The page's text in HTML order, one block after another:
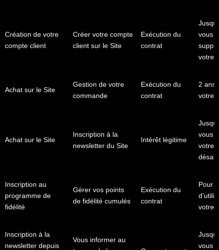
Création de votre
compte client
Créer votre compte
client sur le Site
Exécution du
contrat
vous
votre
Achat sur le Site
Gestion de votre
commande
Exécution du
contrat
2 ans
votre
Achat sur le Site
Inscription à la
newsletter du Site
Intérêt légitime
vous
votre
Inscription au
programme de
fidélité
Gérer vos points
de fidélité cumulés
Exécution du
contrat
Pour
votre
Inscription à la
newsletter depuis
Vous informer au
vous